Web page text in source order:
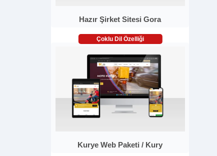
Hazır Şirket Sitesi Gora
Çoklu Dil Özelliği
Kurye Web Paketi / Kury